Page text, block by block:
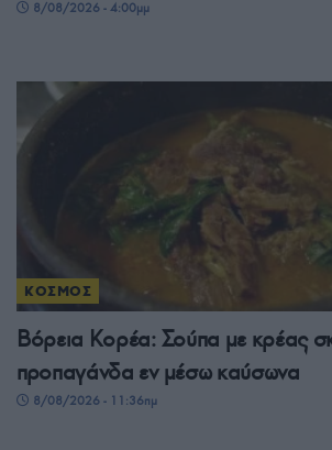
8/08/2026 - 4:00μμ
ΚΟΣΜΟΣ
Βόρεια Κορέα: Σούπα με κρέας
προπαγάνδα εν μέσω καύσωνα
8/08/2026 - 11:36πμ